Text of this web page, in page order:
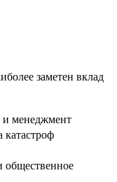
заметен вклад
и менеджмент
общественное